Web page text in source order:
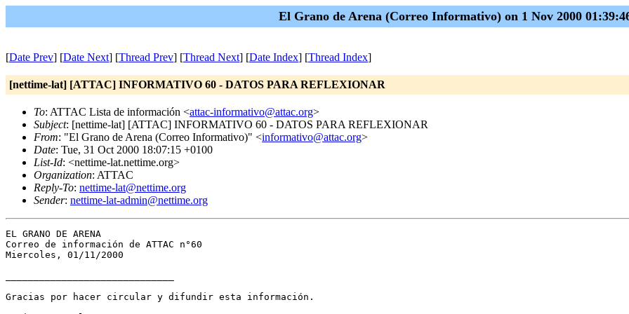
El Grano de Arena (Correo Informativo) on 1 Nov 2000
[Date Prev] [Date Next] [Thread Prev] [Thread Next] [Date Index] [Thread Index]
[nettime-lat] [ATTAC] INFORMATIVO 60 - DATOS PARA REFLEXIONAR
To: ATTAC Lista de información <attac-informativo@attac.org>
Subject: [nettime-lat] [ATTAC] INFORMATIVO 60 - DATOS PARA REFLEXIONAR
From: "El Grano de Arena (Correo Informativo)" <informativo@attac.org>
Date: Tue, 31 Oct 2000 18:07:15 +0100
List-Id: <nettime-lat.nettime.org>
Organization: ATTAC
Reply-To: nettime-lat@nettime.org
Sender: nettime-lat-admin@nettime.org
EL GRANO DE ARENA
Correo de información de ATTAC n°60
Miercoles, 01/11/2000
Gracias por hacer circular y difundir esta información.